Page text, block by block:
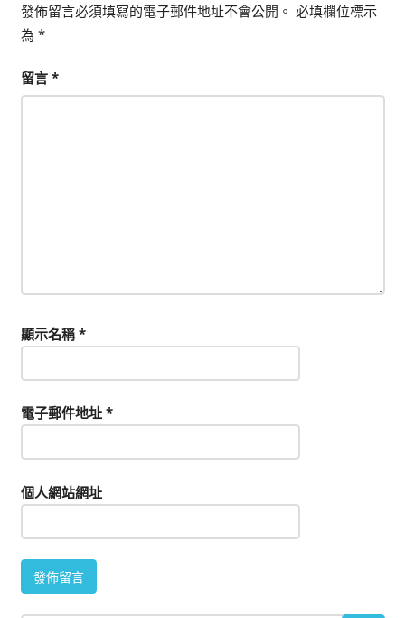
發佈留言必須填寫的電子郵件地址不會公開。 必填欄位標示
為 *
留言 *
顯示名稱*
電子郵件地址 *
個人網站網址